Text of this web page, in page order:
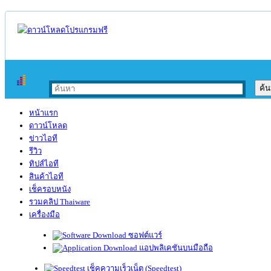
หน้าแรก
ดาวน์โหลด
ข่าวไอที
รีวิว
ทิปส์ไอที
สินค้าไอที
เช็ครอบหนัง
รวมคลิป Thaiware
เครื่องมือ
ซอฟต์แวร์
แอปพลิเคชันบนมือถือ
เช็คความเร็วเน็ต (Speedtest)